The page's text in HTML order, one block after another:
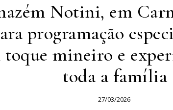
Notini, em
programação
toque mineiro e
toda a família
27/03/2026